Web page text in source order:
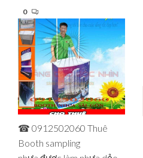
0
☎ 0912502060 Thuê
Booth sampling